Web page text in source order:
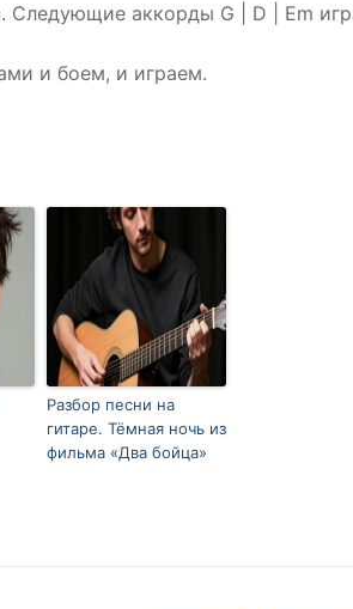
Следующие аккорды G | D | Em
и боем, и играем.
Разбор песни на
гитаре. Тёмная ночь из
фильма «Два бойца»